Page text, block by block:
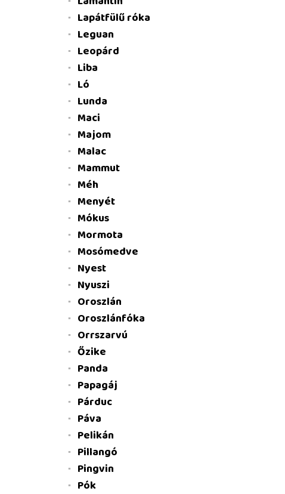
Lapátfülű róka
Leguan
Leopárd
Liba
Ló
Lunda
Maci
Majom
Malac
Mammut
Méh
Menyét
Mókus
Mormota
Mosómedve
Nyest
Nyuszi
Oroszlán
Oroszlánfóka
Orrszarvú
Őzike
Panda
Papagáj
Párduc
Páva
Pelikán
Pillangó
Pingvin
Pók